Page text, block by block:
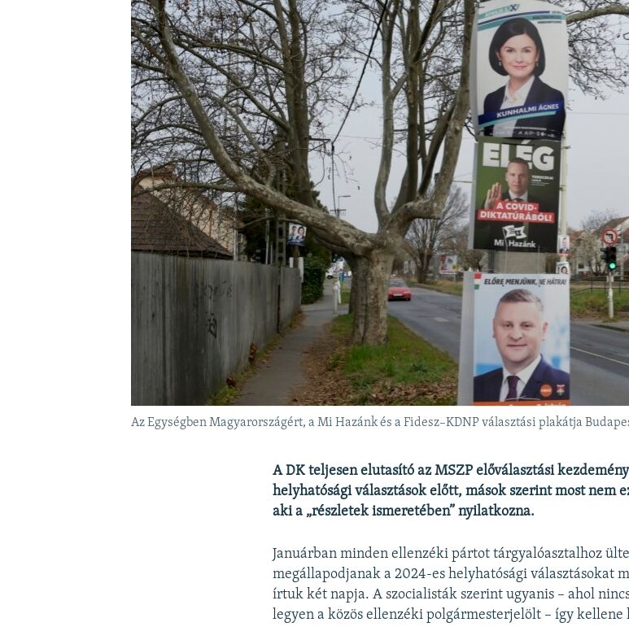
A MÚLT TANULSÁGAI
Az Egységben Magyarországért, a Mi Hazánk és a Fidesz–KDNP választási plakátja
A DK teljesen elutasító az MSZP előválasztási
helyhatósági választások előtt, mások szerint most nem
aki a „részletek ismeretében” nyilatkozna.
Januárban minden ellenzéki pártot tárgyalóasztalhoz
megállapodjanak a 2024-es helyhatósági választásokat
írtuk két napja. A szocialisták szerint ugyanis – ahol
legyen a közös ellenzéki polgármesterjelölt – így